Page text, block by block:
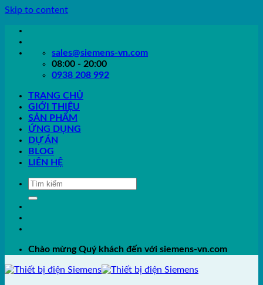
Skip to content
sales@siemens-vn.com
08:00 - 20:00
0938 208 992
TRANG CHỦ
GIỚI THIỆU
SẢN PHẨM
ỨNG DỤNG
DỰ ÁN
BLOG
LIÊN HỆ
Chào mừng Quý khách đến với siemens-vn.com